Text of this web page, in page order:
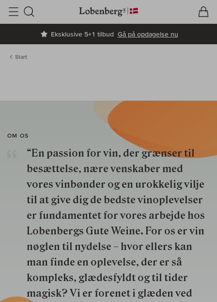
Eksklusive 5+1 tilbud Gå på opdagelse nu
Søg
Start
OM OS
“En passion for vin, der grænser til
besættelse, nære venskaber med
vores vinbønder og en urokkelig vilje
til at give dig de bedste vinoplevelser
er fundamentet for vores arbejde hos
Lobenbergs Gute Weine. For os er vin
nøglen til nydelse – hvor ellers kan
man finde en oplevelse, der er så
kompleks, glædesfyldt og til tider
magisk? Vi er forenet i glæden ved